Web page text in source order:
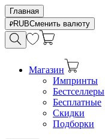
Главная
RUBСменить валюту
Магазин
Импринты
Бестселлеры
Бесплатные
Скидки
Подборки